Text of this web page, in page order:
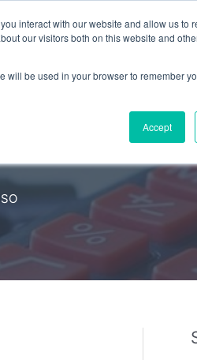
interact with our website and allow us to
our visitors both on this website and
will be used in your browser to remember
Accept